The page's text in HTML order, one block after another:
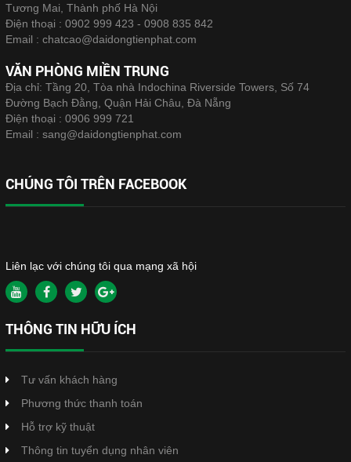
Tương Mai, Thành phố Hà Nội
Điện thoại : 0902 999 423 - 0908 835 842
Email : chatcao@daidongtienphat.com
VĂN PHÒNG MIỀN TRUNG
Địa chỉ: Tầng 20, Tòa nhà Indochina Riverside Towers, Số 74
Đường Bạch Đằng, Quận Hải Châu, Đà Nẵng
Điện thoại : 0906 999 721
Email : sang@daidongtienphat.com
CHÚNG TÔI TRÊN FACEBOOK
Liên lạc với chúng tôi qua mạng xã hội
THÔNG TIN HỮU ÍCH
Tư vấn khách hàng
Phương thức thanh toán
Hỗ trợ kỹ thuật
Thông tin tuyển dụng nhân viên